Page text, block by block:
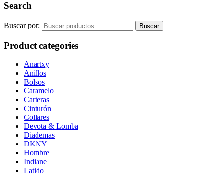
Search
Buscar por: Buscar
Product categories
Anartxy
Anillos
Bolsos
Caramelo
Carteras
Cinturón
Collares
Devota & Lomba
Diademas
DKNY
Hombre
Indiane
Latido